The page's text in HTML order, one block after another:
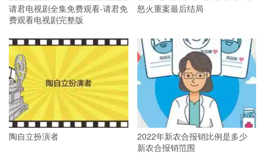
请君电视剧全集免费观看-请君免
费观看电视剧完整版
怒火重案最后结局
陶自立扮演者
2022年新农合报销比例是多少
新农合报销范围